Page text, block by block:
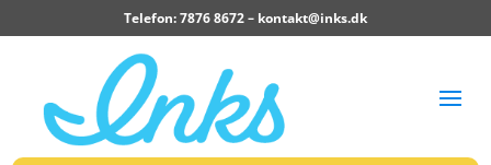
Telefon: 7876 8672 – kontakt@inks.dk